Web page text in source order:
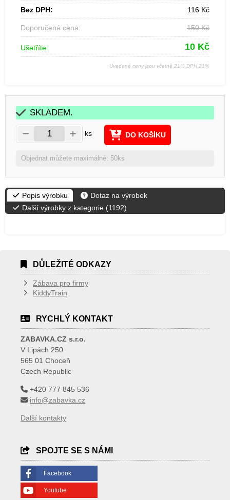
Bez DPH: 116 Kč
Doporučená cena: 150Kč
Ušetříte: 10 Kč
Uvedené ceny jsou včetně 21% DPH 21%
SKLADEM.
ks DO KOŠÍKU
Objednat můžete maximálně: 50ks
Popis výrobku
Dotaz na výrobek
Další výrobky z kategorie (1192)
DŮLEŽITÉ ODKAZY
Zábava pro firmy
KiddyTrain
RYCHLÝ KONTAKT
ZABAVKA.CZ s.r.o.
V Lipách 250
565 01 Choceň
Czech Republic
+420 777 845 536
info@zabavka.cz
Další kontakty
SPOJTE SE S NÁMI
Facebook
Youtube